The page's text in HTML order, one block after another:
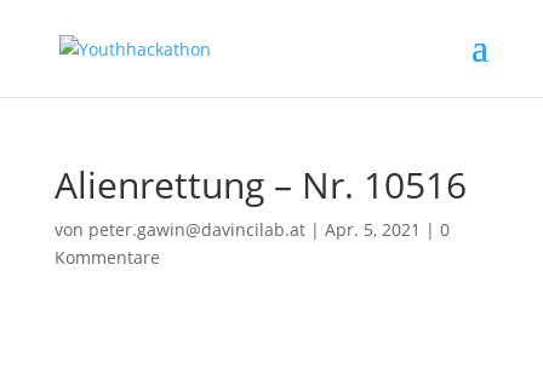
Alienrettung – Nr. 10516
von peter.gawin@davincilab.at| Apr. 5, 2021 | 0
Kommentare